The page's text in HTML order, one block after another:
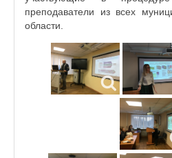
преподаватели из всех
области.